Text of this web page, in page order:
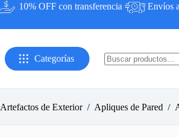
10% OFF con transferencia Envíos
Categorías
Artefactos de Exterior / Apliques de Pared /